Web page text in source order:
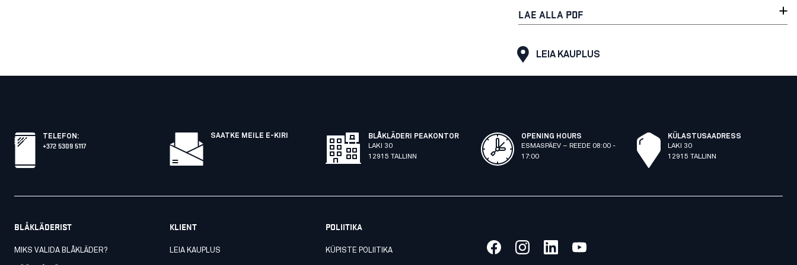
LAE ALLA PDF
LEIA KAUPLUS
TELEFON :
+372 5309 5117
SAATKE MEILE E-KIRI
BLÅKLÄDERI PEAKONTOR
LAKI 30
12915 TALLINN
OPENING HOURS
ESMASPÄEV – REEDE 08:00 -
17:00
KÜLASTUSAADRESS
LAKI 30
12915 TALLINN
BLÅKLÄDERIST
MIKS VALIDA BLÅKLÄDER?
KLIENT
LEIA KAUPLUS
POLIITIKA
KÜPISTE POLIITIKA